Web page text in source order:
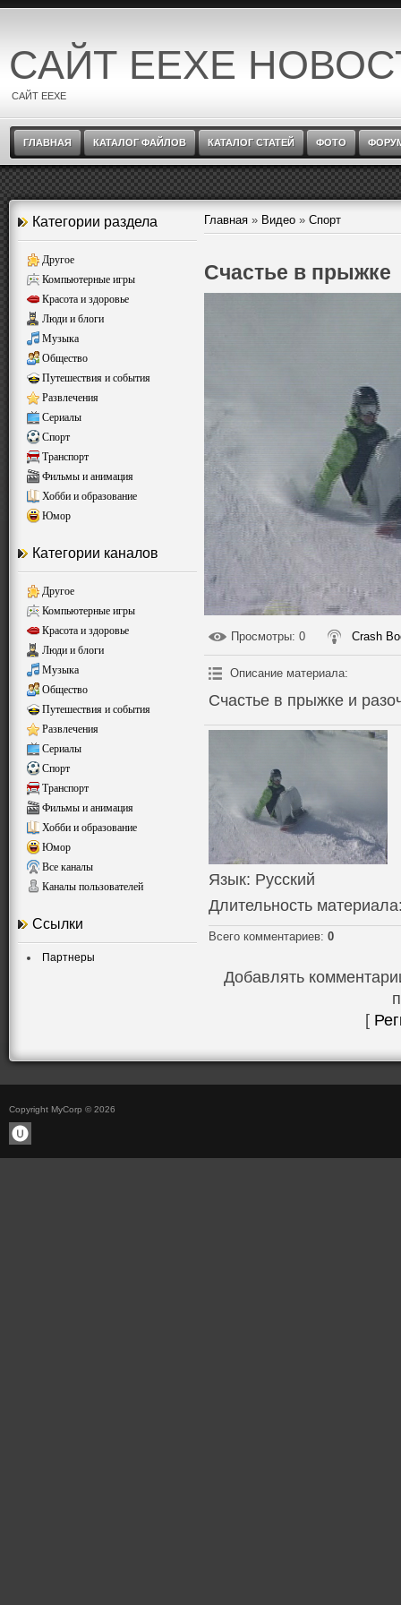
САЙТ EEXE
САЙТ EEXE
ГЛАВНАЯ КАТАЛОГ ФАЙЛОВ КАТАЛОГ СТАТЕЙ ФОТО
Категории раздела
Другое
Компьютерные игры
Красота и здоровье
Люди и блоги
Музыка
Общество
Путешествия и события
Развлечения
Сериалы
Спорт
Транспорт
Фильмы и анимация
Хобби и образование
Юмор
Категории каналов
Другое
Компьютерные игры
Красота и здоровье
Люди и блоги
Музыка
Общество
Путешествия и события
Развлечения
Сериалы
Спорт
Транспорт
Фильмы и анимация
Хобби и образование
Юмор
Все каналы
Каналы пользователей
Ссылки
Партнеры
Главная » Видео » Спорт
Счастье в прыжке
Просмотры: 0 Crash
Описание материала:
Счастье в прыжке и
Язык: Русский
Длительность материала
Всего комментариев: 0
Добавлять
[
Copyright MyCorp © 2026